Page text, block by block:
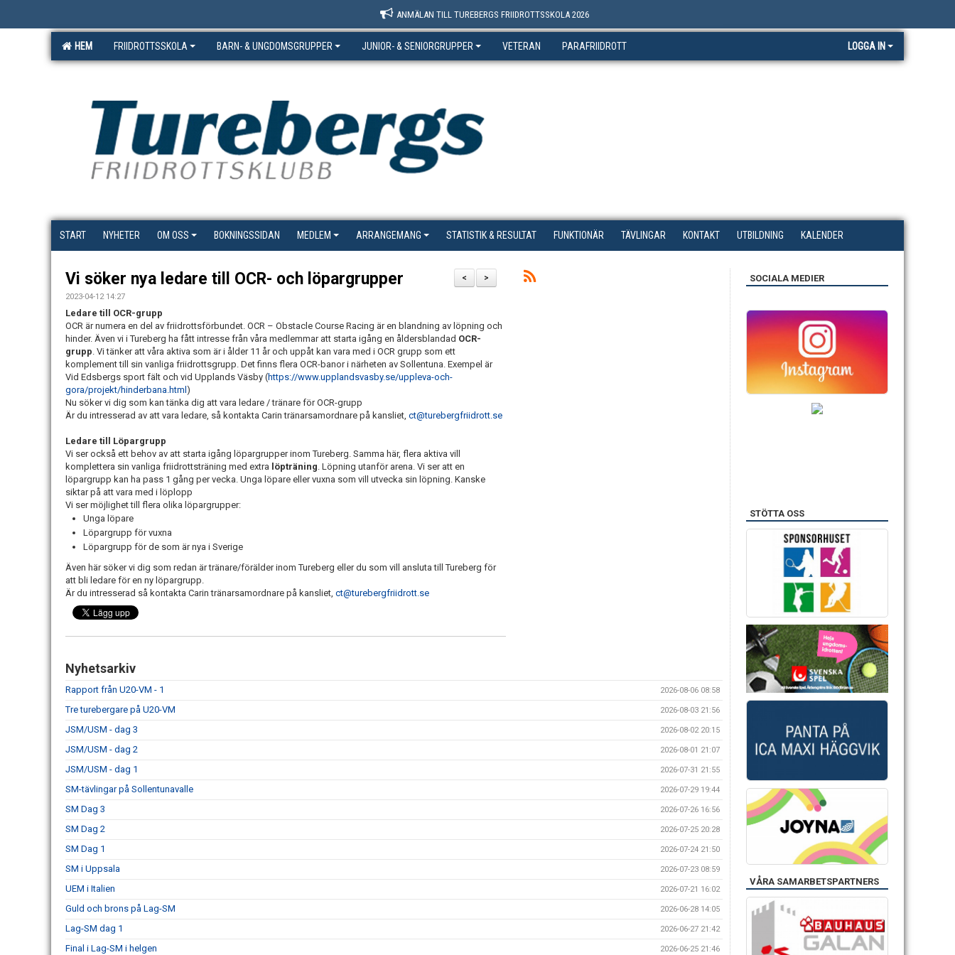
ANMÄLAN TILL TUREBERGS FRIIDROTTSSKOLA 2026
HEM FRIIDROTTSSKOLA BARN- & UNGDOMSGRUPPER JUNIOR- & SENIORGRUPPER VETERAN PARAFRIIDROTT LOGGA IN
START NYHETER OM OSS BOKNINGSSIDAN MEDLEM ARRANGEMANG STATISTIK & RESULTAT FUNKTIONÄR TÄVLINGAR KONTAKT UTBILDNING KALENDER
>
<
Vi söker nya ledare till OCR- och löpargrupper
2023-04-12 14:27
Ledare till OCR-grupp
OCR är numera en del av friidrottsförbundet. OCR – Obstacle Course Racing är en blandning av löpning och
hinder. Även vi i Tureberg ha fått intresse från våra medlemmar att starta igång en åldersblandad OCR-
grupp. Vi tänker att våra aktiva som är i ålder 11 år och uppåt kan vara med i OCR grupp som ett
komplement till sin vanliga friidrottsgrupp. Det finns flera OCR-banor i närheten av Sollentuna. Exempel är
Vid Edsbergs sport fält och vid Upplands Väsby (https://www.upplandsvasby.se/uppleva-och-
gora/projekt/hinderbana.html )
Nu söker vi dig som kan tänka dig att vara ledare / tränare för OCR-grupp
Är du intresserad av att vara ledare, så kontakta Carin tränarsamordnare på kansliet, ct@turebergfriidrott.se
Ledare till Löpargrupp
Vi ser också ett behov av att starta igång löpargrupper inom Tureberg. Samma här, flera aktiva vill
komplettera sin vanliga friidrottsträning med extra löpträning. Löpning utanför arena. Vi ser att en
löpargrupp kan ha pass 1 gång per vecka. Unga löpare eller vuxna som vill utvecka sin löpning. Kanske
siktar på att vara med i löplopp
Vi ser möjlighet till flera olika löpargrupper:
Unga löpare
Löpargrupp för vuxna
Löpargrupp för de som är nya i Sverige
Även här söker vi dig som redan är tränare/förälder inom Tureberg eller du som vill ansluta till Tureberg för
att bli ledare för en ny löpargrupp.
Är du intresserad så kontakta Carin tränarsamordnare på kansliet, ct@turebergfriidrott.se
Nyhetsarkiv
Rapport från U20-VM - 1 2026-08-06 08:58
Tre turebergare på U20-VM 2026-08-03 21:56
JSM/USM - dag 3 2026-08-02 20:15
JSM/USM - dag 2 2026-08-01 21:07
JSM/USM - dag 1 2026-07-31 21:55
SM-tävlingar på Sollentunavalle 2026-07-29 19:44
SM Dag 3 2026-07-26 16:56
SM Dag 2 2026-07-25 20:28
SM Dag 1 2026-07-24 21:50
SM i Uppsala 2026-07-23 08:59
UEM i Italien 2026-07-21 16:02
Guld och brons på Lag-SM 2026-06-28 14:05
Lag-SM dag 1 2026-06-27 21:42
Final i Lag-SM i helgen 2026-06-25 21:46
SOCIALA MEDIER
STÖTTA OSS
VÅRA SAMARBETSPARTNERS